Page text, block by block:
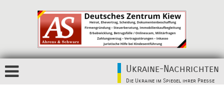
Ukraine-Nachrichten
Die Ukraine im Spiegel ihrer Presse